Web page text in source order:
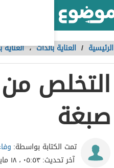
الرئيسية / العناية بالذات،
التخلص
صبغة
تمت الكتابة بواسطة:
آخر تحديث:٠٥:٥٣ ، ١٨ مايو ٢٠١٦